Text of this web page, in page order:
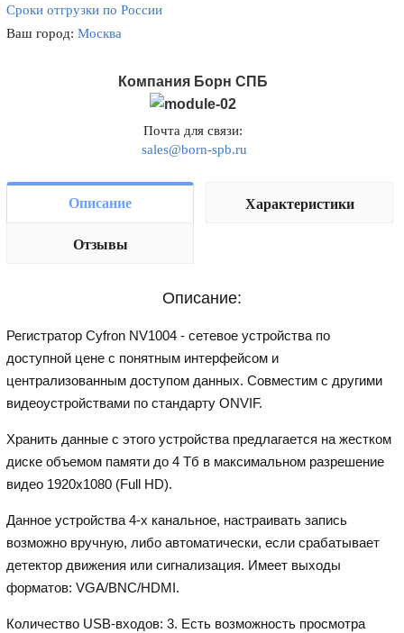
Сроки отгрузки по России
Ваш город:Москва
Компания Борн СПБ
Почта для связи:
sales@born-spb.ru
Описание Характеристики
Отзывы
Описание:
Регистратор Cyfron NV1004 - сетевое устройства по
доступной цене с понятным интерфейсом и
централизованным доступом данных. Совместим с другими
видеоустройствами по стандарту ONVIF.
Хранить данные с этого устройства предлагается на жестком
диске объемом памяти до 4 Тб в максимальном разрешение
видео 1920х1080 (Full HD).
Данное устройства 4-х канальное, настраивать запись
возможно вручную, либо автоматически, если срабатывает
детектор движения или сигнализация. Имеет выходы
форматов: VGA/BNC/HDMI.
Количество USB-входов: 3. Есть возможность просмотра